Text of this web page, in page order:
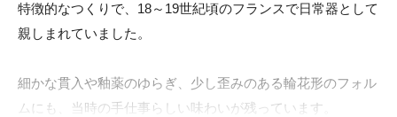
特徴的なつくりで、18～19世紀頃のフランスで日常器として
親しまれていました。
細かな貫入や釉薬のゆらぎ、少し歪みのある輪花形のフォル
ムにも、当時の手仕事らしい味わいが残っています。